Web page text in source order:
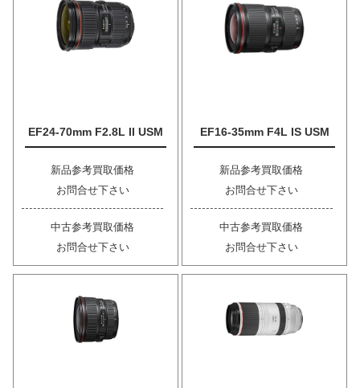
EF24-70mm F2.8L II USM
新品参考買取価格
お問合せ下さい
中古参考買取価格
お問合せ下さい
EF16-35mm F4L IS USM
新品参考買取価格
お問合せ下さい
中古参考買取価格
お問合せ下さい